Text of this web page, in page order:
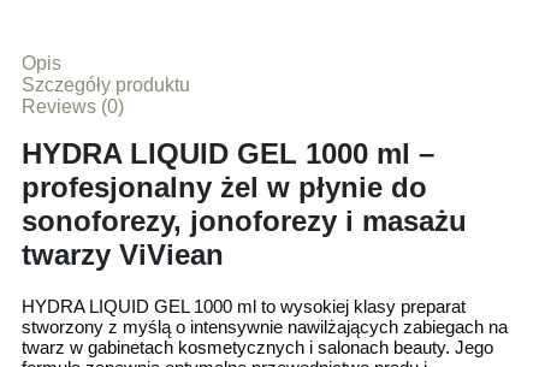
Opis
Szczegóły produktu
Reviews (0)
HYDRA LIQUID GEL 1000 ml –
profesjonalny żel w płynie do
sonoforezy, jonoforezy i masażu
twarzy ViViean
HYDRA LIQUID GEL 1000 ml to wysokiej klasy preparat
stworzony z myślą o intensywnie nawilżających zabiegach na
twarz w gabinetach kosmetycznych i salonach beauty. Jego